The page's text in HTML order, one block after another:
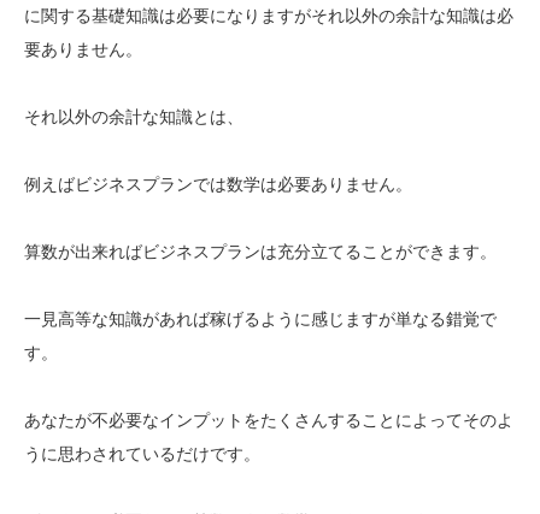
に関する基礎知識は必要になりますがそれ以外の余計な知識は必
要ありません。
それ以外の余計な知識とは、
例えばビジネスプランでは数学は必要ありません。
算数が出来ればビジネスプランは充分立てることができます。
一見高等な知識があれば稼げるように感じますが単なる錯覚で
す。
あなたが不必要なインプットをたくさんすることによってそのよ
うに思わされているだけです。